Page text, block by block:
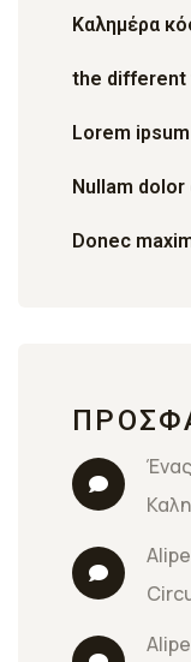
Καλημέρα
the different
Lorem
Nullam
Donec